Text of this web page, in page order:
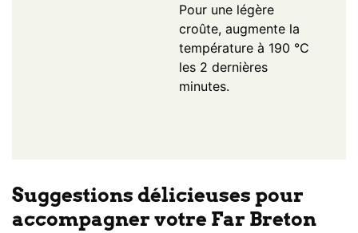
Pour une légère
croûte, augmente la
température à 190 °C
les 2 dernières
minutes.
Suggestions délicieuses pour
accompagner votre Far Breton